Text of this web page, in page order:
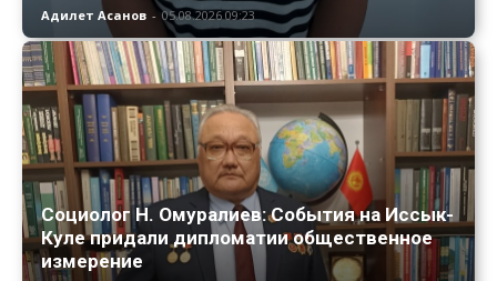
Адилет Асанов - 05.08.2026 09:23
Социолог Н. Омуралиев: События на Иссык-
Куле придали дипломатии общественное
измерение